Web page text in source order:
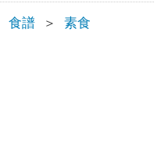
食譜 ＞ 素食